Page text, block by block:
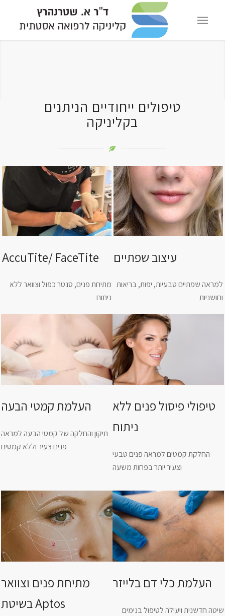
טיפולים ייחודיים הניתנים
בקליניקה
AccuTite/ FaceTite
מתיחת פנים, סנטר כפול וצוואר ללא
ניתוח
עיצוב שפתיים
למראה שפתיים טבעיות, יפות, בריאות
וחושניות
העלמת קמטי הבעה
תיקון והחלקה של קמטי הבעה למראה
פנים צעיר וללא קמטים
טיפולי פיסול פנים ללא
ניתוח
החלקת קמטים למראה פנים טבעי
וצעיר יותר בפחות משעה
מתיחת פנים וצוואר
בשיטת Aptos
העלמת כלי דם בלייזר
שיטה חדשנית ויעילה לטיפול בנימים